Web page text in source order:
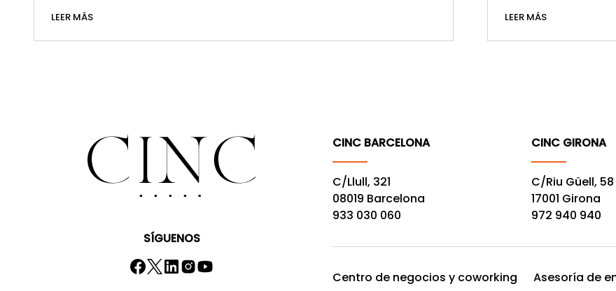
LEER MÁS LEER MÁS
SÍGUENOS
CINC BARCELONA
C/Llull, 321
08019 Barcelona
933 030 060
CINC GIRONA
C/Riu Güell, 58
17001 Girona
972 940 940
Centro de negocios y coworking Asesoría de